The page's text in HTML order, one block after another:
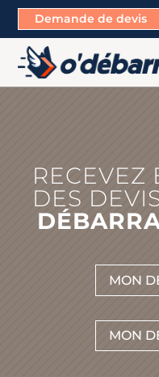
Demande de devis
RECEVEZ
DES
MON
MON